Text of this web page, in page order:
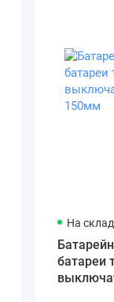
На
батареи